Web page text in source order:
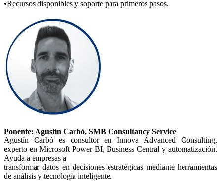
•Recursos disponibles y soporte para primeros pasos.
Ponente: Agustín Carbó, SMB Consultancy Service
Agustín Carbó es consultor en Innova Advanced Consulting,
experto en Microsoft Power BI, Business Central y automatización.
Ayuda a empresas a
transformar datos en decisiones estratégicas mediante herramientas
de análisis y tecnología inteligente.